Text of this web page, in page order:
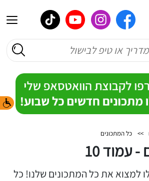
>> כל המתכונים
עמוד 10
למצוא את כל המתכונים שלנו! כל